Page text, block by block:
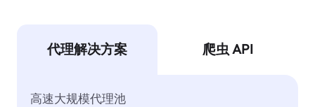
代理解决方案 爬虫 API
高速大规模代理池